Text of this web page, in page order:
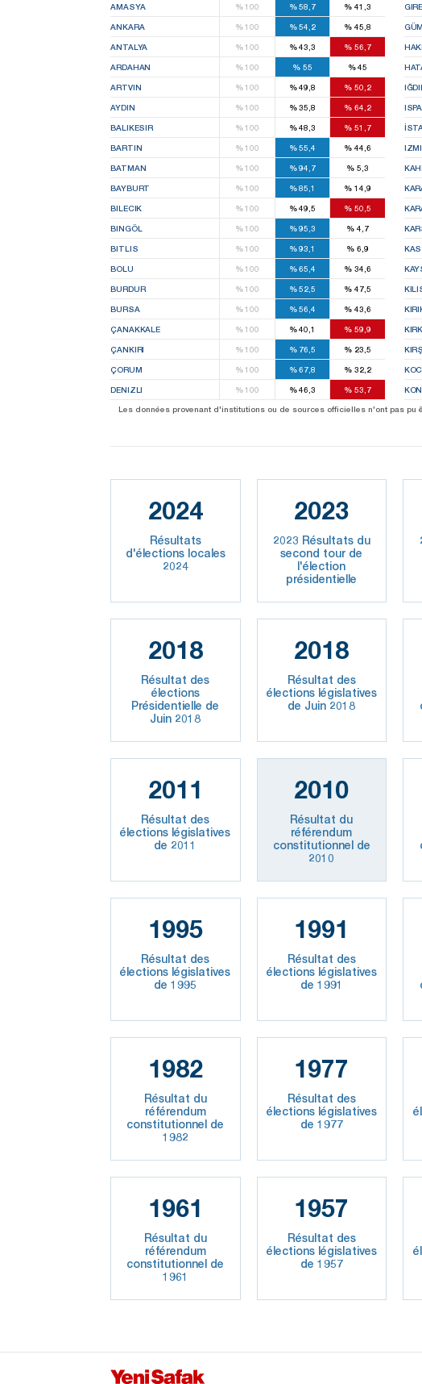
AMASYA %100 %58,7 % 41,3
ANKARA %100 %54,2 % 45,8
ANTALYA %100 %43,3 % 56,7
ARDAHAN %100 %55 %45
ARTVIN %100 %49,8 % 50,2
AYDIN %100 %35,8 % 64,2
BALIKESIR %100 %48,3 % 51,7
BARTIN %100 %55,4 % 44,6
BATMAN %100 %94,7 % 5,3
BAYBURT %100 %85,1 % 14,9
BILECIK %100 %49,5 % 50,5
BINGÖL %100 %95,3 % 4,7
BITLIS %100 %93,1 % 6,9
BOLU %100 %65,4 % 34,6
BURDUR %100 %52,5 % 47,5
BURSA %100 %56,4 % 43,6
ÇANAKKALE %100 %40,1 % 59,9
ÇANKIRI %100 %76,5 % 23,5
ÇORUM %100 %67,8 % 32,2
DENIZLI %100 %46,3 % 53,7
Les données provenant d'institutions ou de sources officielles n'ont pas
2024
Résultats
d'élections locales
2024
2023
2023 Résultats du
second tour de
l'élection
présidentielle
2018
Résultat des
élections
Présidentielle de
Juin 2018
2018
Résultat des
élections législatives
de Juin 2018
2011
Résultat des
élections législatives
de 2011
2010
Résultat du
référendum
constitutionnel de
2010
1995
Résultat des
élections législatives
de 1995
1991
Résultat des
élections législatives
de 1991
1982
Résultat du
référendum
constitutionnel de
1982
1977
Résultat des
élections législatives
de 1977
1961
Résultat du
référendum
constitutionnel de
1961
1957
Résultat des
élections législatives
de 1957